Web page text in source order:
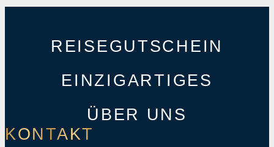
REISEGUTSCHEIN
EINZIGARTIGES
ÜBER UNS
KONTAKT